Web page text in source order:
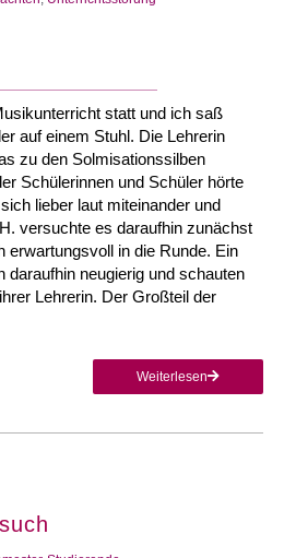
statt und ich saß
auf einem Stuhl. Die Lehrerin
zu den Solmisationssilben
Schülerinnen und Schüler hörte
lieber laut miteinander und
versuchte es daraufhin zunächst
erwartungsvoll in die Runde. Ein
daraufhin neugierig und schauten
Lehrerin. Der Großteil der
Weiterlesen